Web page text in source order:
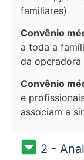
familiares)
Convênio
a toda a
da
Convênio
e
associam a
2 -